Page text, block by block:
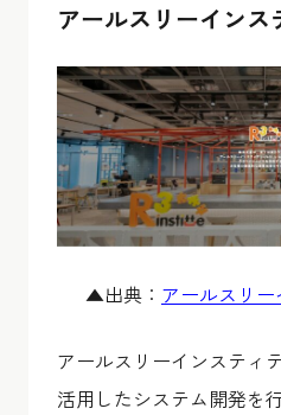
アールスリーインス
▲出典： アールスリ
アールスリーインスティ
活用したシステム開発を